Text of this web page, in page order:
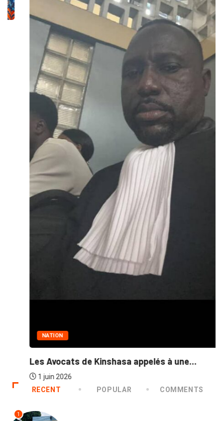
Les Avocats de Kinshasa appelés à une...
1 juin 2026
RECENT
POPULAR COMMENTS
1